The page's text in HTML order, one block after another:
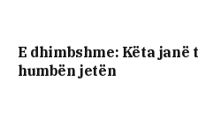
E dhimbshme: Këta
humbën jetën